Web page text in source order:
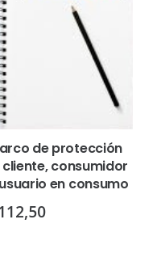
de protección
cliente, consumidor
en consumo